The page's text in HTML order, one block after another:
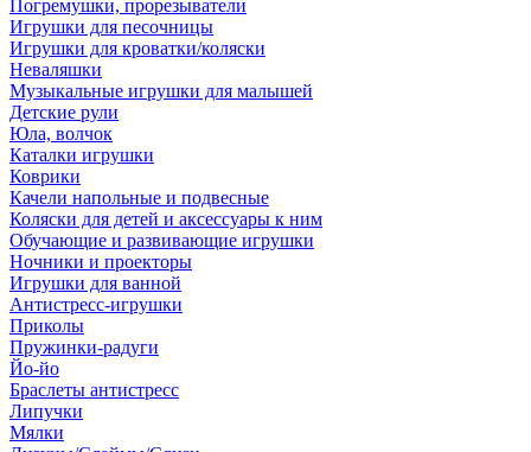
Погремушки, прорезыватели
Игрушки для песочницы
Игрушки для кроватки/коляски
Неваляшки
Музыкальные игрушки для малышей
Детские рули
Юла, волчок
Каталки игрушки
Коврики
Качели напольные и подвесные
Коляски для детей и аксессуары к ним
Обучающие и развивающие игрушки
Ночники и проекторы
Игрушки для ванной
Антистресс-игрушки
Приколы
Пружинки-радуги
Йо-йо
Браслеты антистресс
Липучки
Мялки